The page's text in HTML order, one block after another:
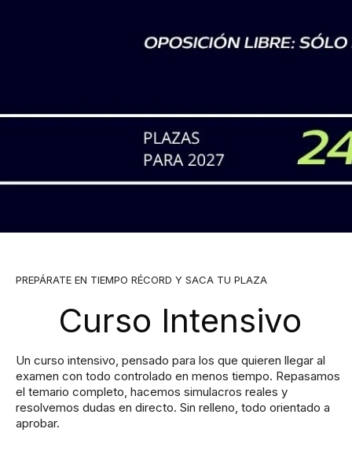
PREPÁRATE EN TIEMPO RÉCORD Y SACA TU PLAZA
Curso Intensivo
Un curso intensivo, pensado para los que quieren llegar al
examen con todo controlado en menos tiempo. Repasamos
el temario completo, hacemos simulacros reales y
resolvemos dudas en directo. Sin relleno, todo orientado a
aprobar.